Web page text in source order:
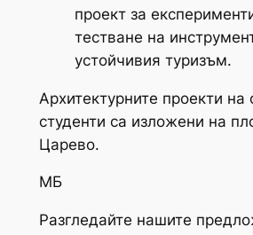
проект за
тестване на
устойчивия туризъм.
Архитектурните проекти на
студенти са изложени на
Царево.
МБ
Разгледайте нашите